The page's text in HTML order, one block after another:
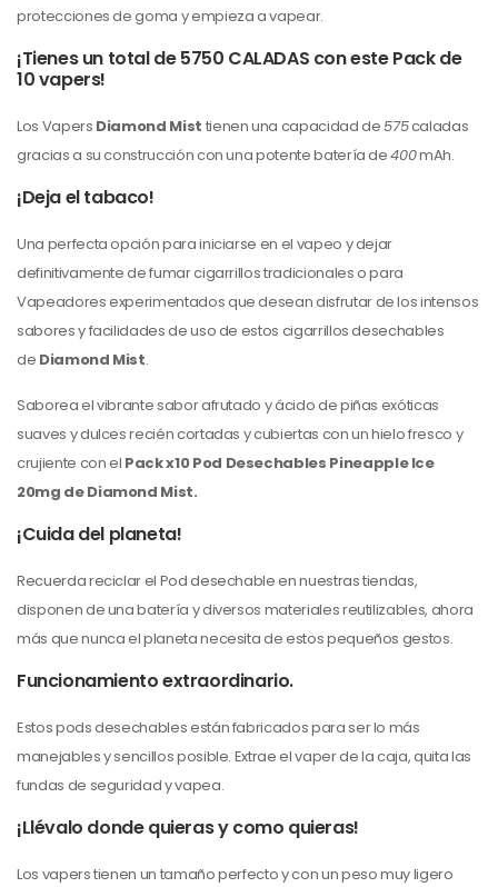
protecciones de goma y empieza a vapear.
¡Tienes un total de 5750 CALADAS con este Pack de
10 vapers!
Los Vapers Diamond Mist tienen una capacidad de 575caladas
gracias a su construcción con una potente batería de400mAh.
¡Deja el tabaco!
Una perfecta opción para iniciarse en el vapeo y dejar
definitivamente de fumar cigarrillos tradicionales o para
Vapeadores experimentados que desean disfrutar de los intensos
sabores y facilidades de uso de estos cigarrillos desechables
de Diamond Mist.
Saborea el vibrante sabor afrutado y ácido de piñas exóticas
suaves y dulces recién cortadas y cubiertas con un hielo fresco y
crujiente con el Pack x10 Pod Desechables Pineapple Ice
20mg de Diamond Mist.
¡Cuida del planeta!
Recuerda reciclar el Pod desechable en nuestras tiendas,
disponen de una batería y diversos materiales reutilizables, ahora
más que nunca el planeta necesita de estos pequeños gestos.
Funcionamiento extraordinario.
Estos pods desechables están fabricados para ser lo más
manejables y sencillos posible. Extrae el vaper de la caja, quita las
fundas de seguridad y vapea.
¡Llévalo donde quieras y como quieras!
Los vapers tienen un tamaño perfecto y con un peso muy ligero